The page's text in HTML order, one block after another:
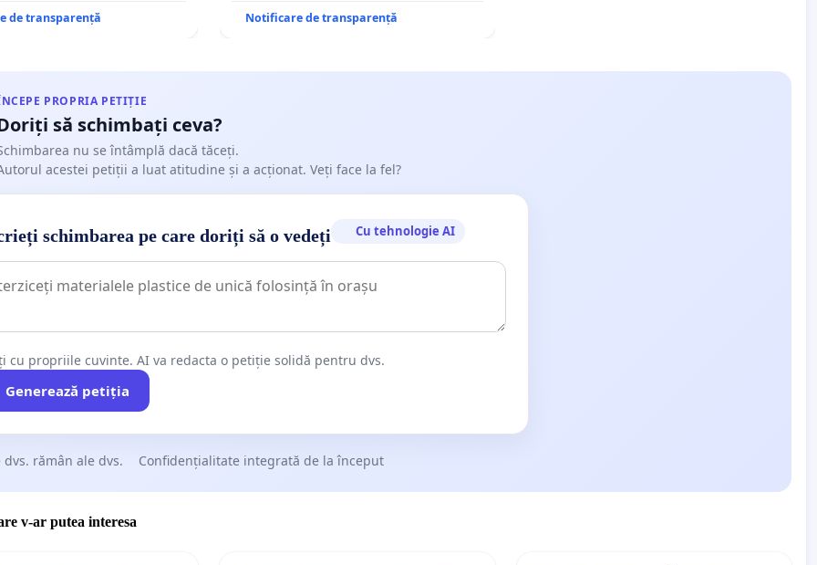
de transparență
Notificare de transparență
PROPRIA PETIȚIE
să schimbați ceva?
nu se întâmplă dacă tăceți.
acestei petiții a luat atitudine și a acționat. Veți face la fel?
schimbarea pe care doriți să o vedeți Cu tehnologie AI
cu propriile cuvinte. AI va redacta o petiție solidă pentru dvs.
Generează petiția
dvs. rămân ale dvs. Confidențialitate integrată de la început
v-ar putea interesa